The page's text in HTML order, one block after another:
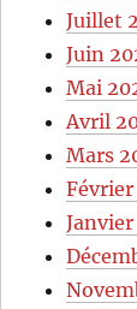
Juillet
Juin
Mai
Avril
Mars